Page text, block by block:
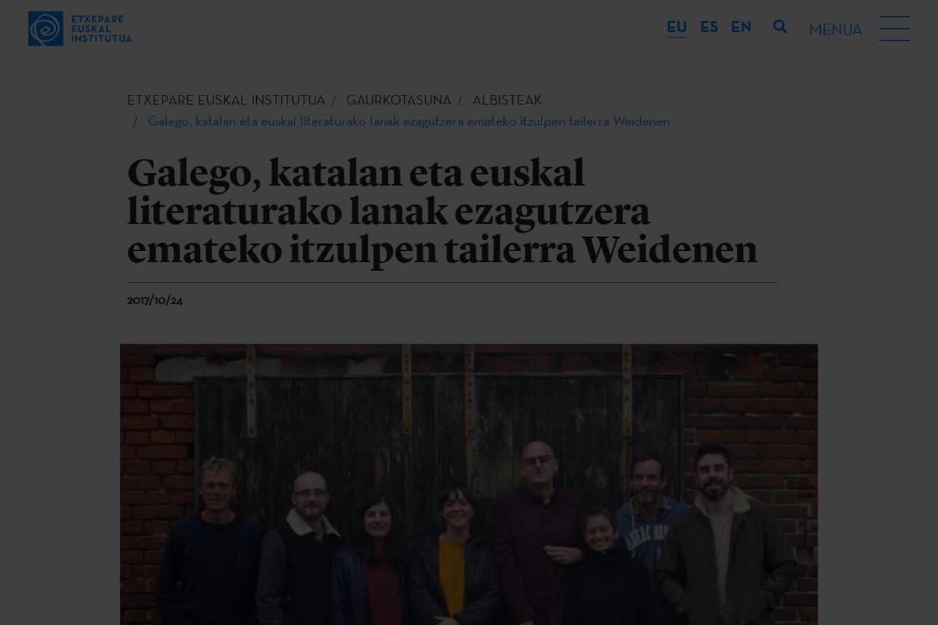
EU ES EN MENUA
ETXEPARE EUSKAL INSTITUTUA GAURKOTASUNA
ALBISTEAK
Galego, katalan eta euskal literaturako lanak ezagutzera emateko itzulpen tailerra Weidenen
Galego, katalan eta euskal
literaturako lanak ezagutzera
emateko itzulpen tailerra Weidenen
2017/10/24